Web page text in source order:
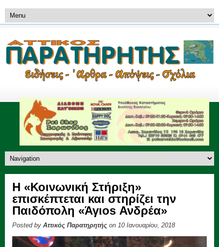
Η «Κοινωνική Στήριξη»
επισκέπτεται και στηρίζει την
Παιδόπολη «Άγιοs Ανδρέα»
Posted by Αττικός Παρατηρητής on 10 Ιανουαρίου, 2018